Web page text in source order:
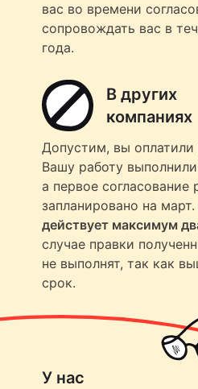
вас во времени
сопровождать вас в
года.
В других
компаниях
Допустим, вы оплатили
Вашу работу
а первое согласование
запланировано на март.
действует максимум
случае правки
не выполнят, так как
срок.
У нас